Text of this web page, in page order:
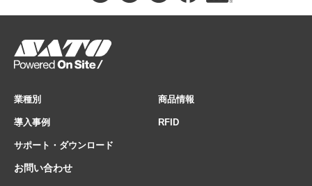
業種別 商品情報
導入事例 RFID
サポート・ダウンロード
お問い合わせ